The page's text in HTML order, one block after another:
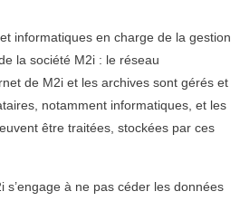
informatiques en charge de la gestion
la société M2i : le réseau
de M2i et les archives sont gérés et
notamment informatiques, et les
être traitées, stockées par ces
s’engage à ne pas céder les données